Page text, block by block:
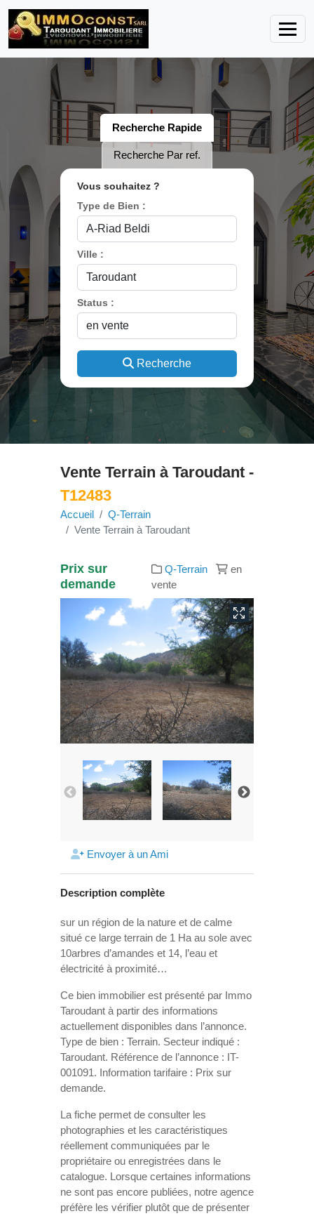
Recherche Rapide
Recherche Par ref.
Vous souhaitez ?
Type de Bien :
Ville :
Status :
Recherche
Vente Terrain à Taroudant -
T12483
Accueil
Q-Terrain
Vente Terrain à Taroudant
Prix sur
demande
Q-Terrain
en
vente
Envoyer à un Ami
Description complète
sur un région de la nature et de calme
situé ce large terrain de 1 Ha au sole avec
10arbres d’amandes et 14, l’eau et
électricité à proximité…
Ce bien immobilier est présenté par Immo
Taroudant à partir des informations
actuellement disponibles dans l’annonce.
Type de bien : Terrain. Secteur indiqué :
Taroudant. Référence de l’annonce : IT-
001091. Information tarifaire : Prix sur
demande.
La fiche permet de consulter les
photographies et les caractéristiques
réellement communiquées par le
propriétaire ou enregistrées dans le
catalogue. Lorsque certaines informations
ne sont pas encore publiées, notre agence
préfère les vérifier plutôt que de présenter